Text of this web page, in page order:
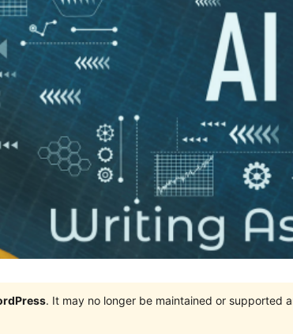
. It may no longer be maintained or supported